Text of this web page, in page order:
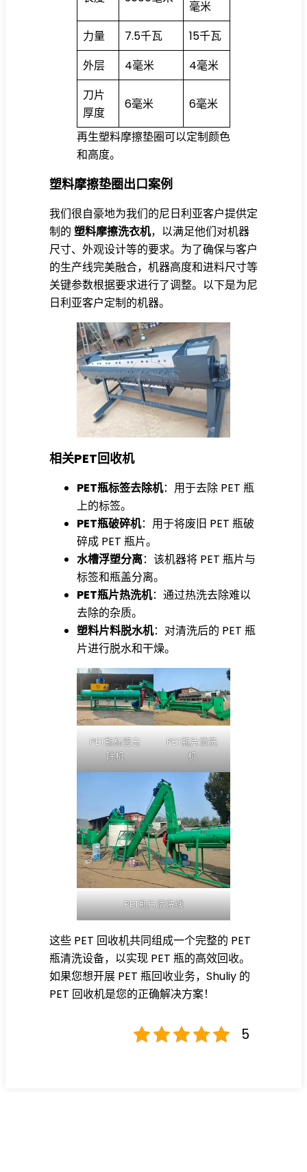
毫米
力量
7.5千瓦
15千瓦
外层
4毫米
4毫米
刀片
厚度
6毫米 6毫米
再生塑料摩擦垫圈可以定制颜色
和高度。
塑料摩擦垫圈出口案例
我们很自豪地为我们的尼日利亚客户提供定
制的 塑料摩擦洗衣机，以满足他们对机器
尺寸、外观设计等的要求。为了确保与客户
的生产线完美融合，机器高度和进料尺寸等
关键参数根据要求进行了调整。以下是为尼
日利亚客户定制的机器。
相关PET回收机
PET瓶标签去除机：用于去除 PET 瓶
上的标签。
PET瓶破碎机：用于将废旧 PET 瓶破
碎成 PET 瓶片。
水槽浮塑分离：该机器将 PET 瓶片与
标签和瓶盖分离。
PET瓶片热洗机：通过热洗去除难以
去除的杂质。
塑料片料脱水机：对清洗后的 PET 瓶
片进行脱水和干燥。
PET瓶标签去
除机
PET瓶片清洗
机
PET瓶片清洗线
这些 PET 回收机共同组成一个完整的 PET
瓶清洗设备，以实现 PET 瓶的高效回收。
如果您想开展 PET 瓶回收业务，Shuliy 的
PET 回收机是您的正确解决方案！
5